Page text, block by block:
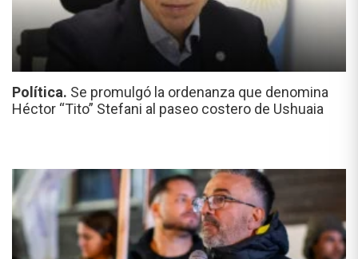
Política. Se promulgó la ordenanza que denomina
Héctor “Tito” Stefani al paseo costero de Ushuaia